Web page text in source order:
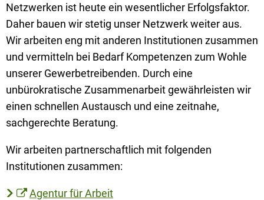
Netzwerken ist heute ein wesentlicher Erfolgsfaktor.
Daher bauen wir stetig unser Netzwerk weiter aus.
Wir arbeiten eng mit anderen Institutionen zusammen
und vermitteln bei Bedarf Kompetenzen zum Wohle
unserer Gewerbetreibenden. Durch eine
unbürokratische Zusammenarbeit gewährleisten wir
einen schnellen Austausch und eine zeitnahe,
sachgerechte Beratung.
Wir arbeiten partnerschaftlich mit folgenden
Institutionen zusammen:
Agentur für Arbeit